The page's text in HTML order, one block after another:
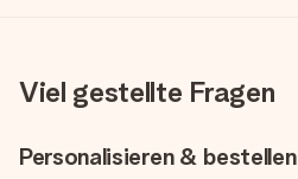
Viel gestellte Fragen
Personalisieren & bestellen